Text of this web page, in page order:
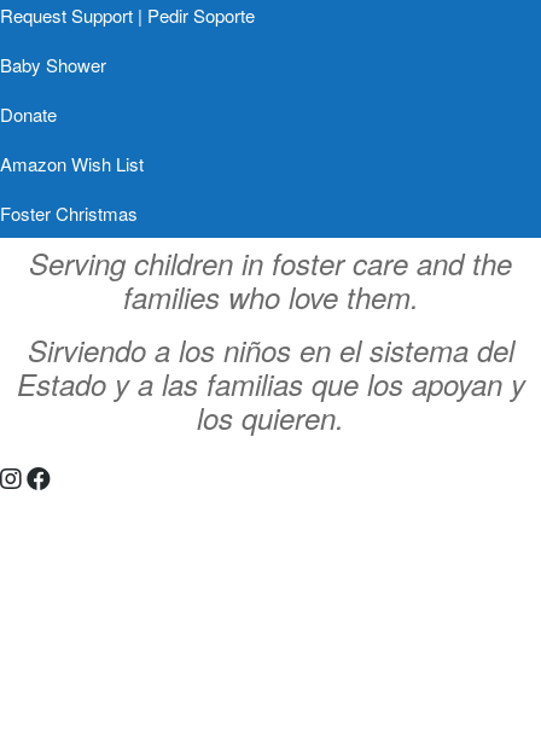
Request Support | Pedir Soporte
Baby Shower
Donate
Amazon Wish List
Foster Christmas
Serving children in foster care and the
families who love them.
Sirviendo a los niños en el sistema del
Estado y a las familias que los apoyan y
los quieren.